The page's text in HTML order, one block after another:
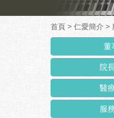
首頁 > 仁愛簡介 >
董
院
醫
服